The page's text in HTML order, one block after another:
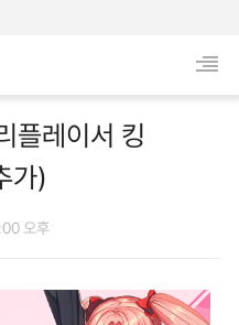
플레이서 킹
가)
오후